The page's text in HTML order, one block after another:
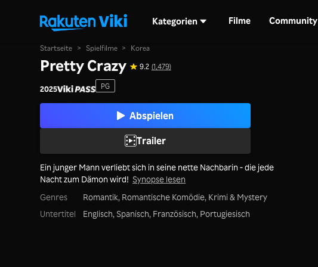
Kategorien Filme Community
Startseite > Spielfilme > Korea
Pretty Crazy 9.2 (1,479)
2025 PG
Abspielen
Trailer
Ein junger Mann verliebt sich in seine nette Nachbarin - die jede
Nacht zum Dämon wird! Synopse lesen
Genres
Romantik, Romantische Komödie, Krimi & Mystery
Untertitel
Englisch, Spanisch, Französisch, Portugiesisch